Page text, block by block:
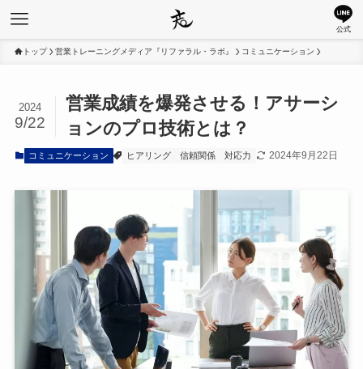
公式
トップ 営業トレーニングメディア『リファラル・ラボ』 コミュニケーション
営業成績を爆発させる！アサーシ
ョンのプロ技術とは？
2024
9/22
コミュニケーション ヒアリング 信頼関係 対応力 2024年9月22日